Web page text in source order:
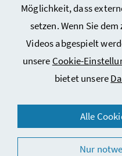
Möglichkeit, dass
setzen. Wenn Sie
Videos abgespielt
unsere Cookie-
bietet unsere
Alle
Nur
© 2026
Pflege und